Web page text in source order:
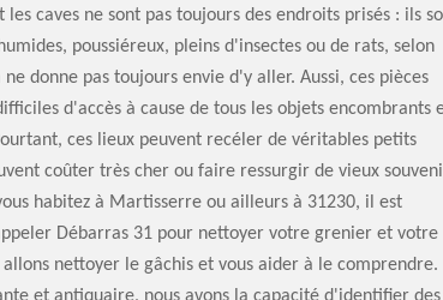
les caves ne sont pas toujours des endroits prisés : ils
poussiéreux, pleins d'insectes ou de rats, selon
ne donne pas toujours envie d'y aller. Aussi, ces pièces
d'accès à cause de tous les objets encombrants
ces lieux peuvent recéler de véritables petits
coûter très cher ou faire ressurgir de vieux
habitez à Martisserre ou ailleurs à 31230, il est
Débarras 31 pour nettoyer votre grenier et votre
allons nettoyer le gâchis et vous aider à le comprendre.